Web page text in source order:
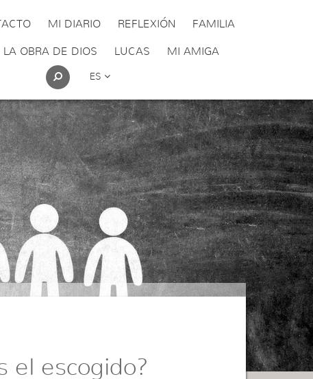
MI DIARIO REFLEXIÓN FAMILIA
LA OBRA DE DIOS LUCAS MI AMIGA
ES
el escogido?